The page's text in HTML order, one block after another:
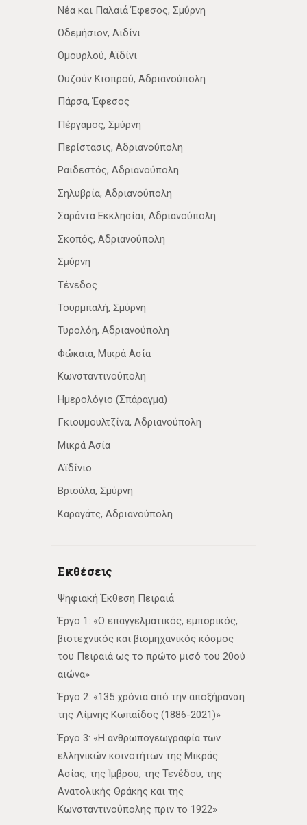
Νέα­ και Παλαιά Έφεσος, Σμύρνη
Οδεμήσιον, Αϊδίνι
Ομουρλού, Αϊδίνι
Ουζούν Κιοπρού, Αδριανούπολη
Πάρσα, Έφεσος
Πέργαμος, Σμύρνη
Περίστασις, Αδριανούπολη
Ραιδεστός, Αδριανούπολη
Σηλυβρία, Αδριανούπολη
Σαράντα Εκκλησίαι, Αδριανούπολη
Σκοπός, Αδριανούπολη
Σμύρνη
Τένεδος
Τουρμπαλή, Σμύρνη
Τυρολόη, Αδριανούπολη
Φώκαια, Μικρά Ασία
Κωνσταντινούπολη
Ημερολόγιο (Σπάραγμα)
Γκιουμουλτζίνα, Αδριανούπολη
Μικρά Ασία
Αϊδίνιο
Βριούλα, Σμύρνη
Καραγάτς, Αδριανούπολη
Εκθέσεις
Ψηφιακή Έκθεση Πειραιά
Έργο 1: «Ο επαγγελματικός, εμπορικός,
βιοτεχνικός και βιομηχανικός κόσμος
του Πειραιά ως το πρώτο μισό του 20ού
αιώνα»
Έργο 2: «135 χρόνια από την αποξήρανση
της Λίμνης Κωπαΐδος (1886-2021)»
Έργο 3: «Η ανθρωπογεωγραφία των
ελληνικών κοινοτήτων της Μικράς
Ασίας, της Ίμβρου, της Τενέδου, της
Ανατολικής Θράκης και της
Κωνσταντινούπολης πριν το 1922»